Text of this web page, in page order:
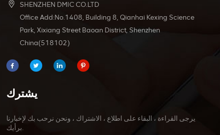
SHENZHEN DMIC CO.LTD
Office Add:No.1408, Building 8, Qianhai Kexing Science
Park, Xixiang Street Baoan District, Shenzhen
China(518102)
يشترك
يرجى القراءة ، البقاء على اطلاع ، الاشتراك ، ونحن نرحب بك لإخبارنا
برأيك.